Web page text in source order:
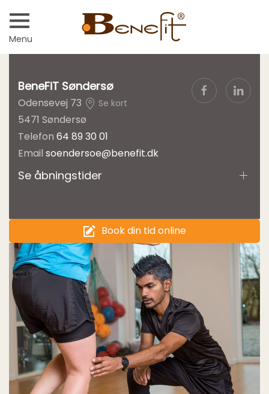
Menu
BeneFiT Søndersø
Odensevej 73 Se kort
5471 Søndersø
Telefon 64 89 30 01
Email soendersoe@benefit.dk
Se åbningstider
Book din tid online